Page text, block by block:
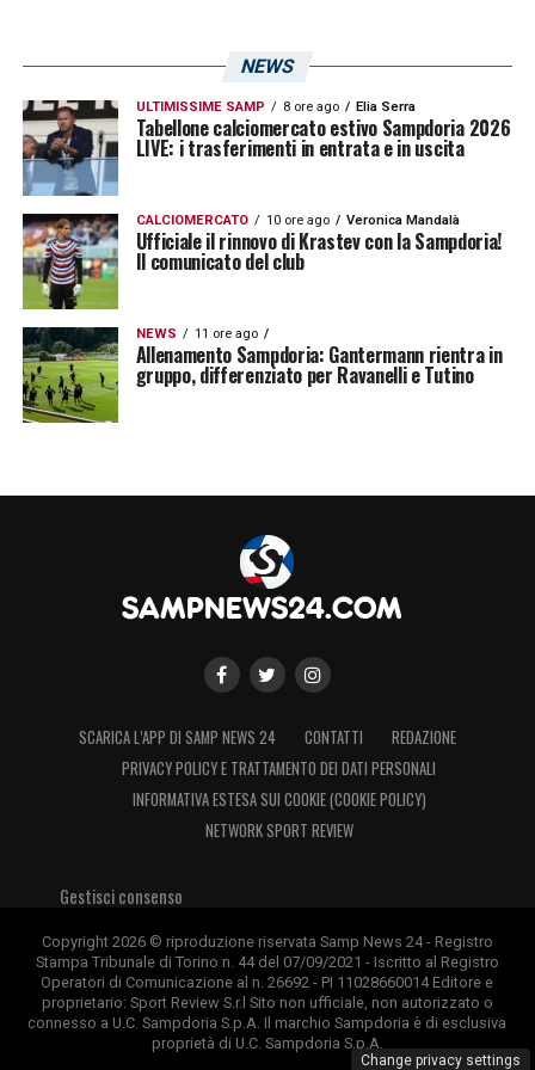
non solo sulla tecnica individuale, ma anche
sulla capacità di adattamento dei suoi uomini
chiave.
LA PLAYLIST DELLE NOSTRE TOP NEWS
NEWS
ULTIMISSIME SAMP 8 ore ago Elia Serra
Tabellone calciomercato estivo Sampdoria 2026
LIVE: i trasferimenti in entrata e in uscita
CALCIOMERCATO 10 ore ago Veronica Mandalà
Ufficiale il rinnovo di Krastev con la Sampdoria!
Il comunicato del club
NEWS 11 ore ago
Allenamento Sampdoria: Gantermann rientra in
gruppo, differenziato per Ravanelli e Tutino
SCARICA L’APP DI SAMP NEWS 24 CONTATTI
REDAZIONE
PRIVACY POLICY E TRATTAMENTO DEI DATI PERSONALI
INFORMATIVA ESTESA SUI COOKIE (COOKIE POLICY)
NETWORK SPORT REVIEW
Gestisci consenso
Copyright 2026 © riproduzione riservata Samp News 24 - Registro
Stampa Tribunale di Torino n. 44 del 07/09/2021 - Iscritto al Registro
Operatori di Comunicazione al n. 26692 - PI 11028660014 Editore e
proprietario: Sport Review S.r.l Sito non ufficiale, non autorizzato o
connesso a U.C. Sampdoria S.p.A. Il marchio Sampdoria è di esclusiva
proprietà di U.C. Sampdoria S.p.A.
Change privacy settings